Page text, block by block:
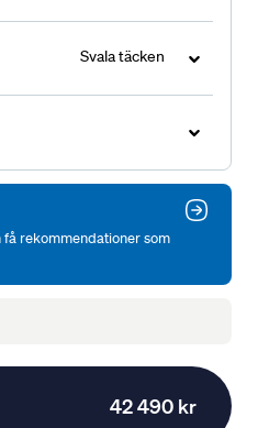
Svala täcken
rekommendationer som
42 490 kr